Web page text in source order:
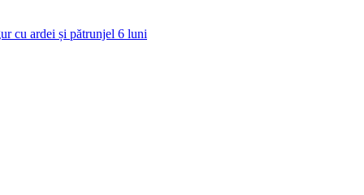
cu ardei și pătrunjel 6 luni